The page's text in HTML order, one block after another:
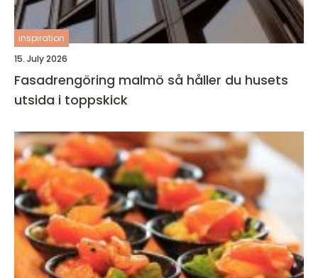
inspiration
15. July 2026
Fasadrengöring malmö så håller du husets
utsida i toppskick